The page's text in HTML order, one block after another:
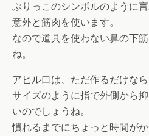
ぶりっこのシンボルのように
意外と筋肉を使います。
なので道具を使わない鼻の下
ね。
アヒル口は、ただ作るだけな
サイズのように指で外側から
いのでしょうね。
慣れるまでにちょっと時間がか